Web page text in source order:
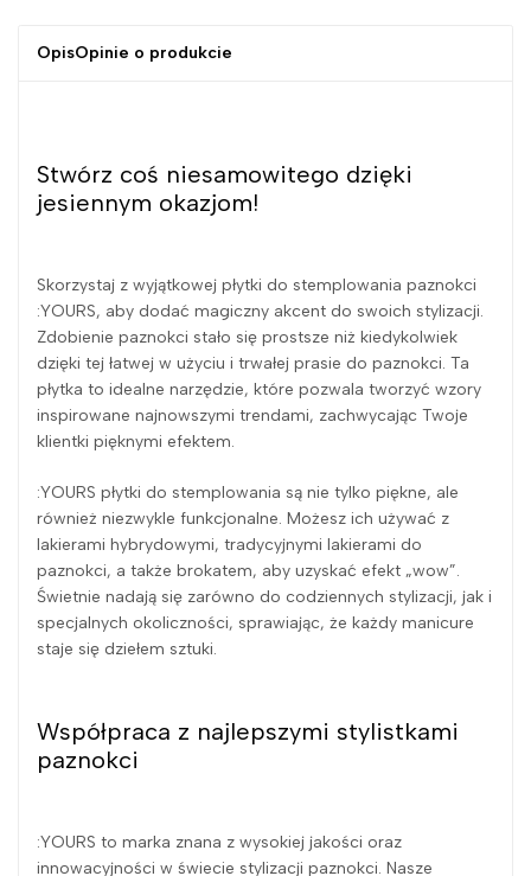
OpisOpinie o produkcie
Stwórz coś niesamowitego dzięki
jesiennym okazjom!
Skorzystaj z wyjątkowej płytki do stemplowania paznokci
:YOURS, aby dodać magiczny akcent do swoich stylizacji.
Zdobienie paznokci stało się prostsze niż kiedykolwiek
dzięki tej łatwej w użyciu i trwałej prasie do paznokci. Ta
płytka to idealne narzędzie, które pozwala tworzyć wzory
inspirowane najnowszymi trendami, zachwycając Twoje
klientki pięknymi efektem.
:YOURS płytki do stemplowania są nie tylko piękne, ale
również niezwykle funkcjonalne. Możesz ich używać z
lakierami hybrydowymi, tradycyjnymi lakierami do
paznokci, a także brokatem, aby uzyskać efekt „wow”.
Świetnie nadają się zarówno do codziennych stylizacji, jak i
specjalnych okoliczności, sprawiając, że każdy manicure
staje się dziełem sztuki.
Współpraca z najlepszymi stylistkami
paznokci
:YOURS to marka znana z wysokiej jakości oraz
innowacyjności w świecie stylizacji paznokci. Nasze